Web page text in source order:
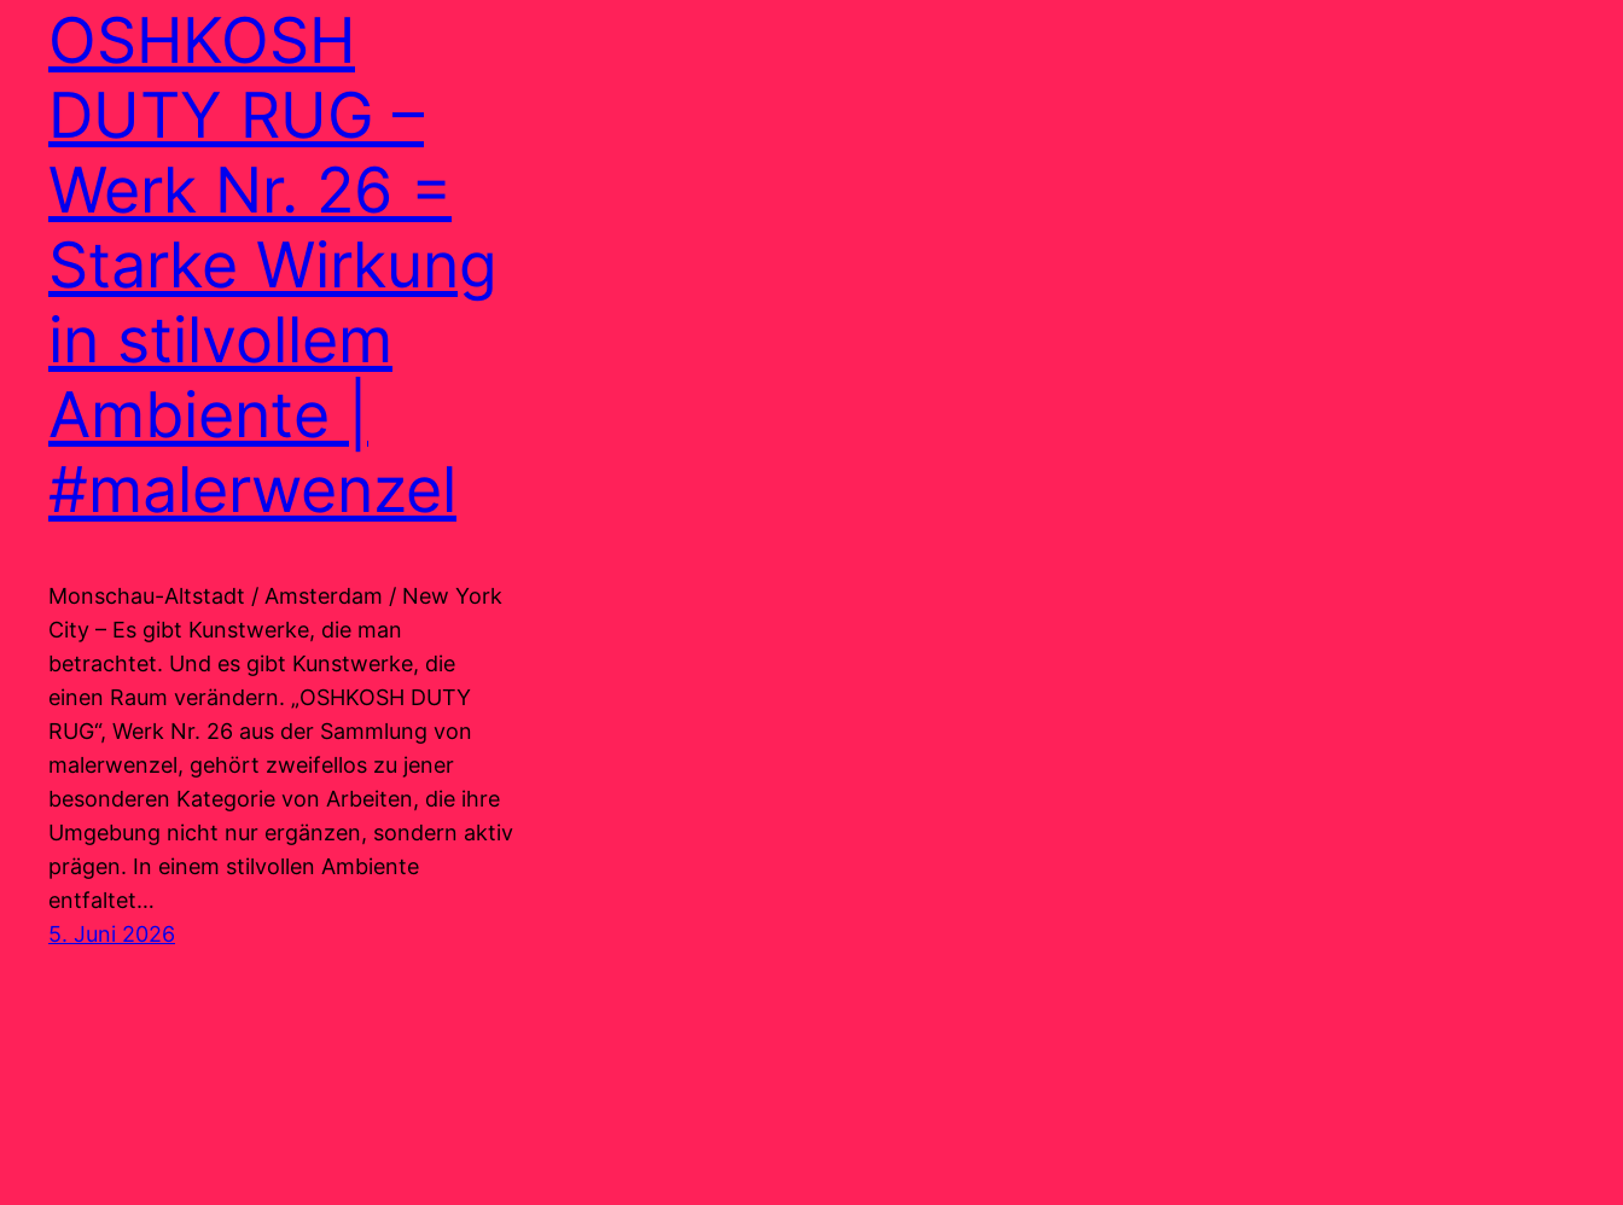
OSHKOSH
DUTY RUG –
Werk Nr. 26 =
Starke Wirkung
in stilvollem
Ambiente |
#malerwenzel
Monschau-Altstadt / Amsterdam / New York
City – Es gibt Kunstwerke, die man
betrachtet. Und es gibt Kunstwerke, die
einen Raum verändern. „OSHKOSH DUTY
RUG“, Werk Nr. 26 aus der Sammlung von
malerwenzel, gehört zweifellos zu jener
besonderen Kategorie von Arbeiten, die ihre
Umgebung nicht nur ergänzen, sondern aktiv
prägen. In einem stilvollen Ambiente
entfaltet…
5. Juni 2026